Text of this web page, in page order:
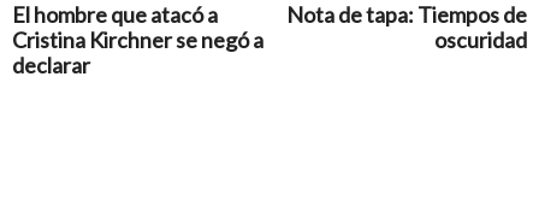
El hombre que atacó a
Cristina Kirchner se negó a
declarar
Nota de tapa: Tiempos de
oscuridad